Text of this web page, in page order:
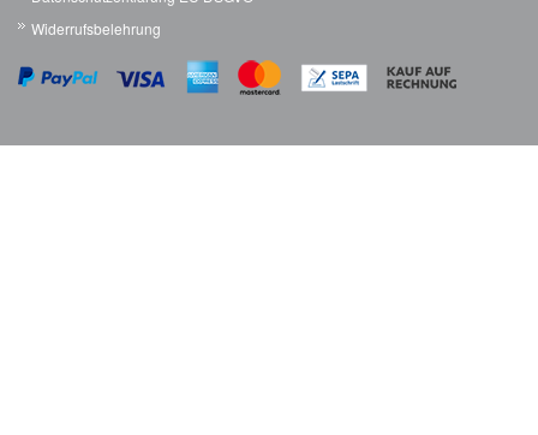
Widerrufsbelehrung